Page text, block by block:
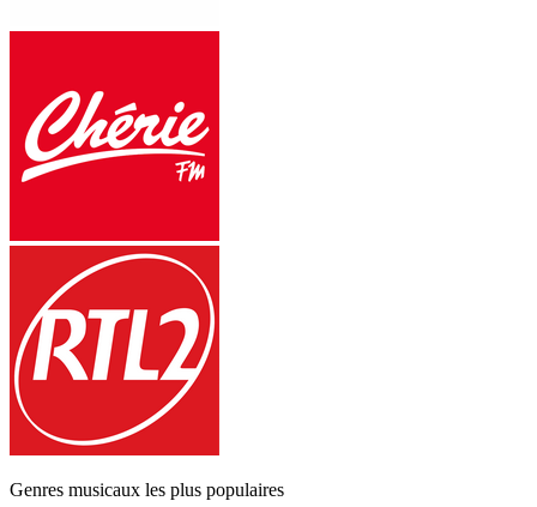
Genres musicaux les plus populaires